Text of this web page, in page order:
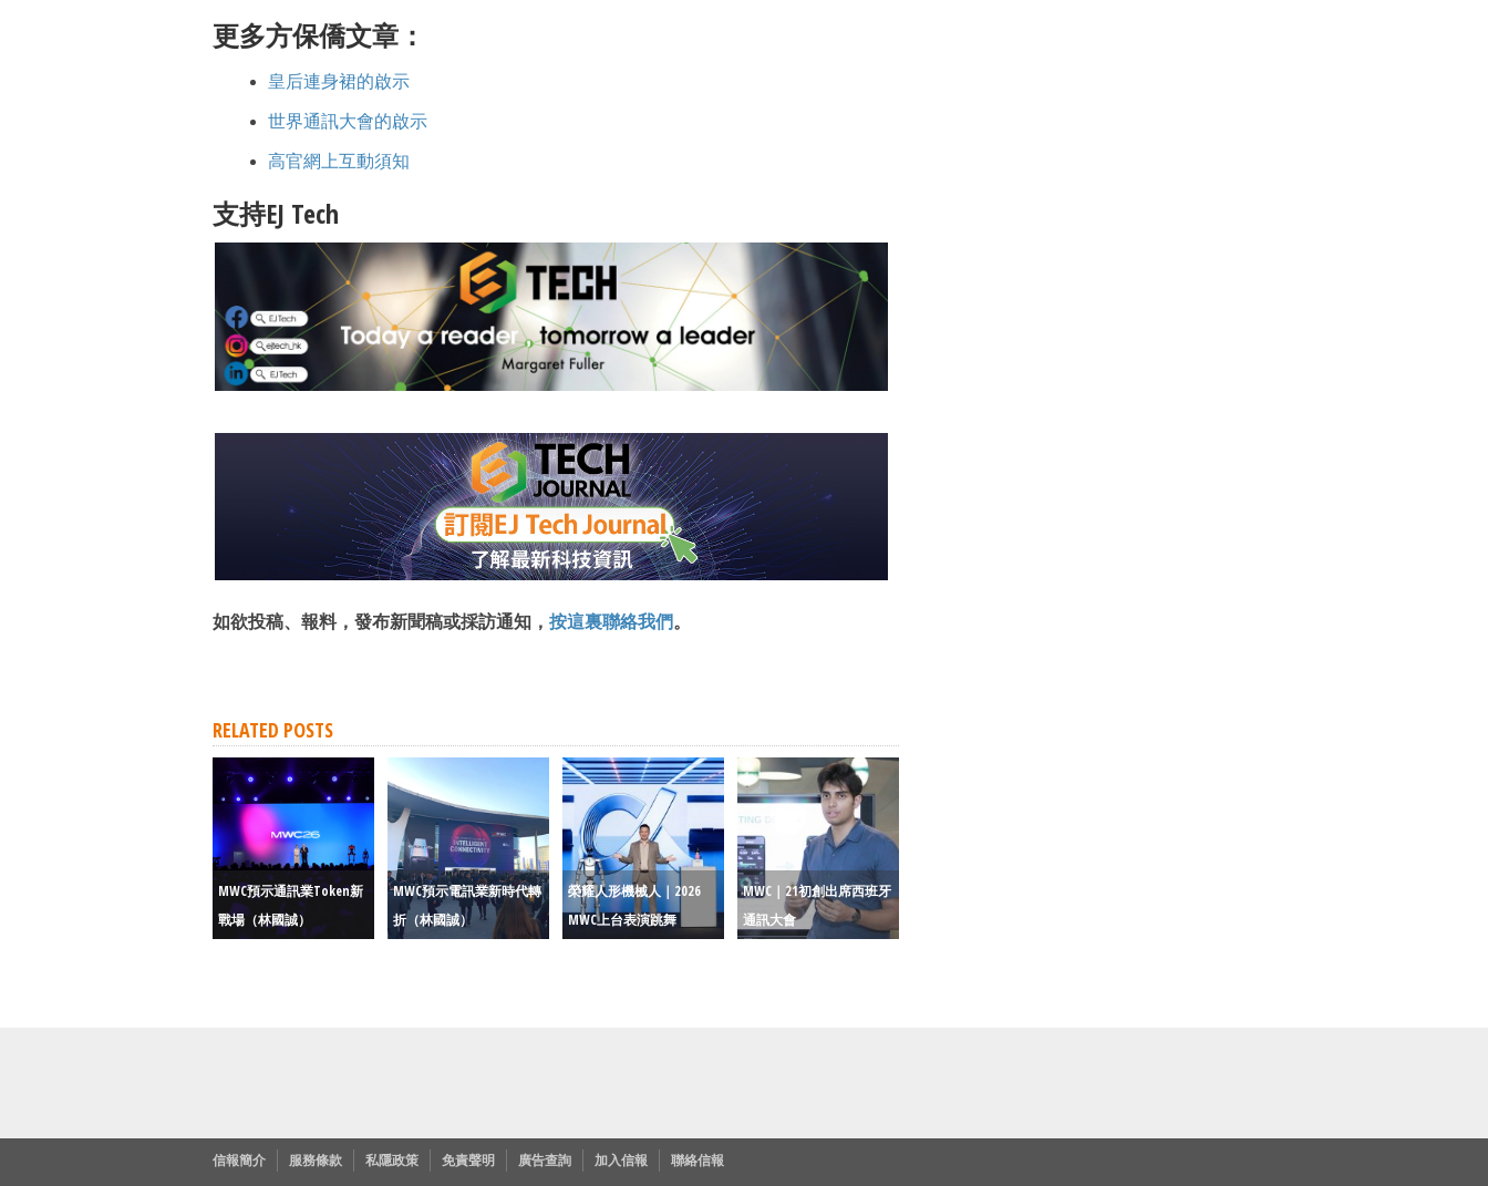
更多方保僑文章：
皇后連身裙的啟示
世界通訊大會的啟示
高官網上互動須知
支持EJ Tech
如欲投稿、報料，發布新聞稿或採訪通知， 按這裏聯絡我們。
RELATED POSTS
MWC預示通訊業Token新
戰場（林國誠）
MWC預示電訊業新時代轉
折（林國誠）
榮耀人形機械人｜2026
MWC上台表演跳舞
MWC｜21初創出席西班牙
通訊大會
信報簡介 服務條款 私隱政策 免責聲明 廣告查詢 加入信報 聯絡信報